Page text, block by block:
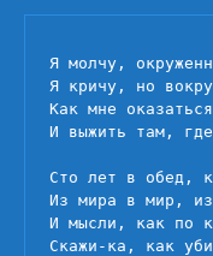
Я молчу,
Я кричу, но
Как мне
И выжить там,
Сто лет в обед,
Из мира в мир,
И мысли, как по
Скажи-ка, как